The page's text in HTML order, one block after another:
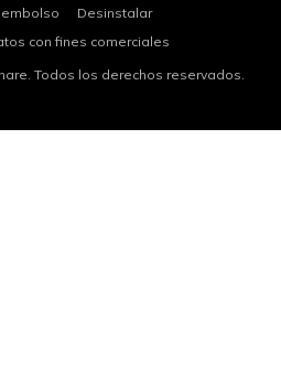
Desinstalar
con fines comerciales
Todos los derechos reservados.